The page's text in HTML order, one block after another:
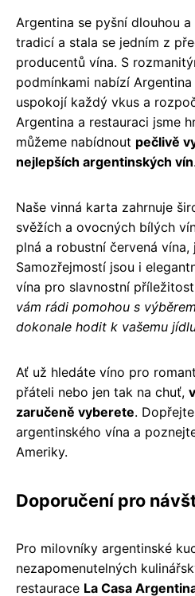
Argentina se pyšní dlouhou
tradicí a stala se jedním z
producentů vína. S
podmínkami nabízí
uspokojí každý vkus a
Argentina a restauraci jsme
můžeme nabídnout pečlivě
nejlepších argentinských vín.
Naše vinná karta zahrnuje
svěžích a ovocných bílých
plná a robustní červená vína,
Samozřejmostí jsou i
vína pro slavnostní
vám rádi pomohou s
dokonale hodit k vašemu
Ať už hledáte víno pro
přáteli nebo jen tak na chuť,
zaručeně vyberete.
argentinského vína a
Ameriky.
Doporučení pro
Pro milovníky argentinské
nezapomenutelných
restaurace La Casa